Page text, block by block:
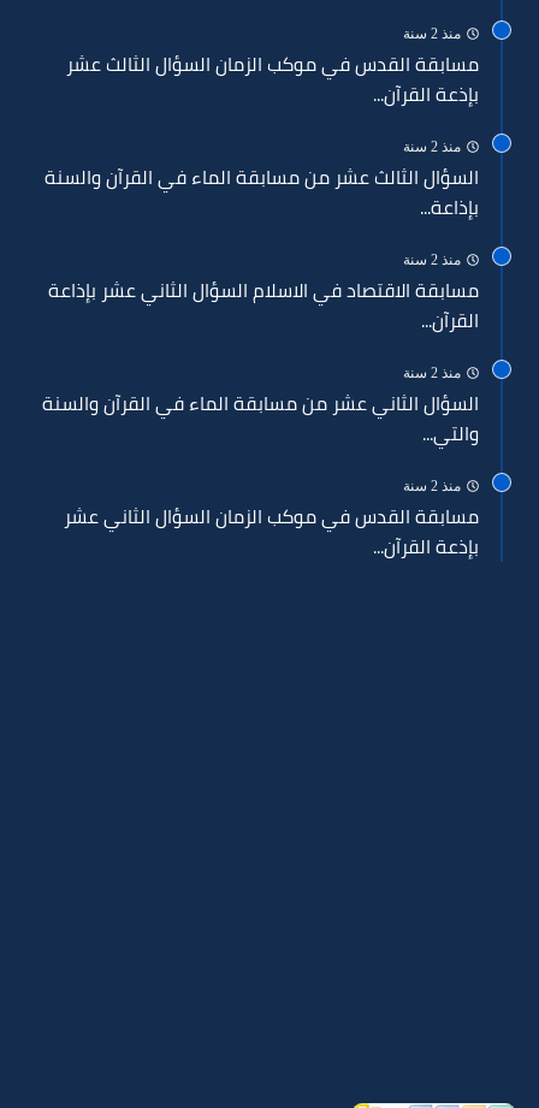
منذ 2 سنة
مسابقة القدس في موكب الزمان السؤال الثالث عشر
بإذعة القرآن...
منذ 2 سنة
السؤال الثالث عشر من مسابقة الماء في القرآن والسنة
بإذاعة...
منذ 2 سنة
مسابقة الاقتصاد في الاسلام السؤال الثاني عشر بإذاعة
القرآن...
منذ 2 سنة
السؤال الثاني عشر من مسابقة الماء في القرآن والسنة
والتي...
منذ 2 سنة
مسابقة القدس في موكب الزمان السؤال الثاني عشر
بإذعة القرآن...